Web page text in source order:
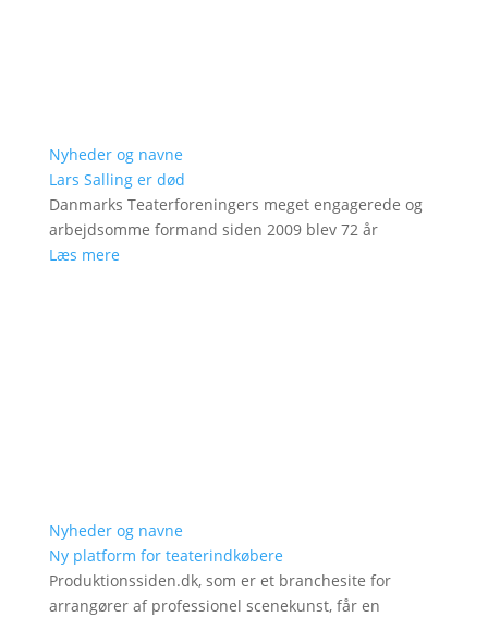
Nyheder og navne
Lars Salling er død
Danmarks Teaterforeningers meget engagerede og
arbejdsomme formand siden 2009 blev 72 år
Læs mere
Nyheder og navne
Ny platform for teaterindkøbere
Produktionssiden.dk, som er et branchesite for
arrangører af professionel scenekunst, får en